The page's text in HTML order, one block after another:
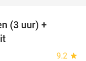
(3 uur) +
9.2 star